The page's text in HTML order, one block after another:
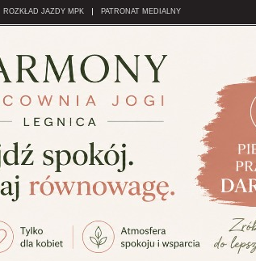
ROZKŁAD JAZDY MPK PATRONAT MEDIALNY